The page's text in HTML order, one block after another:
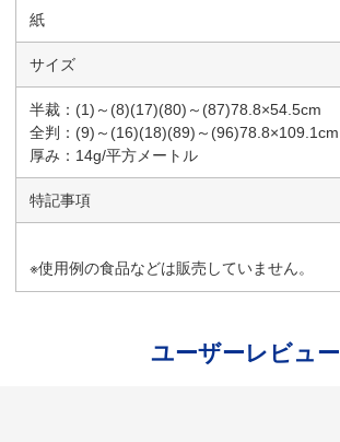
紙
サイズ
半裁：(1)～(8)(17)(80)～(87)78.8×54.5cm
全判：(9)～(16)(18)(89)～(96)78.8×109.1cm
厚み：14g/平方メートル
特記事項
※使用例の食品などは販売していません。
ユーザーレビュー